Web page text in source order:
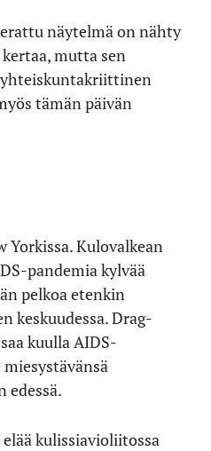
näytelmä on nähty
mutta sen
tämän päivän
Yorkissa. Kulovalkean
pandemia kylvää
pelkoa etenkin
keskuudessa. Drag-
saa kuulla AIDS-
edessä.
elää kulissiavioliitossa